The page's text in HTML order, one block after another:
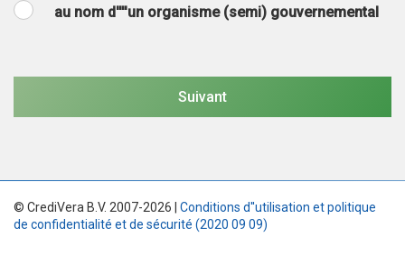
au nom d''''un organisme (semi) gouvernemental
© CrediVera B.V. 2007-2026 | Conditions d''utilisation et politique
de confidentialité et de sécurité (2020 09 09)